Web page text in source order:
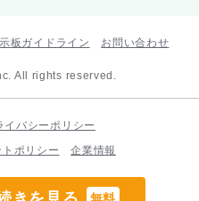
板ガイドライン お問い合わせ
All rights reserved.
イバシーポリシー
ポリシー
企業情報